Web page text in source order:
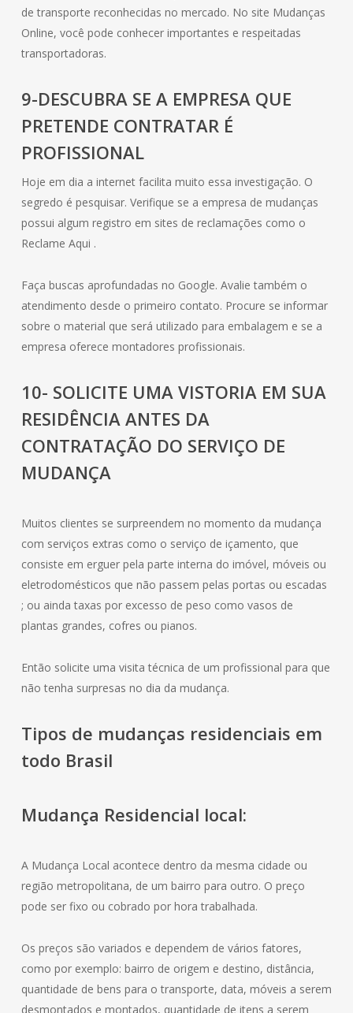
de transporte reconhecidas no mercado. No site Mudanças
Online, você pode conhecer importantes e respeitadas
transportadoras.
9-DESCUBRA SE A EMPRESA QUE
PRETENDE CONTRATAR É
PROFISSIONAL
Hoje em dia a internet facilita muito essa investigação. O
segredo é pesquisar. Verifique se a empresa de mudanças
possui algum registro em sites de reclamações como o
Reclame Aqui .
Faça buscas aprofundadas no Google. Avalie também o
atendimento desde o primeiro contato. Procure se informar
sobre o material que será utilizado para embalagem e se a
empresa oferece montadores profissionais.
10- SOLICITE UMA VISTORIA EM SUA
RESIDÊNCIA ANTES DA
CONTRATAÇÃO DO SERVIÇO DE
MUDANÇA
Muitos clientes se surpreendem no momento da mudança
com serviços extras como o serviço de içamento, que
consiste em erguer pela parte interna do imóvel, móveis ou
eletrodomésticos que não passem pelas portas ou escadas
; ou ainda taxas por excesso de peso como vasos de
plantas grandes, cofres ou pianos.
Então solicite uma visita técnica de um profissional para que
não tenha surpresas no dia da mudança.
Tipos de mudanças residenciais em
todo Brasil
Mudança Residencial local:
A Mudança Local acontece dentro da mesma cidade ou
região metropolitana, de um bairro para outro. O preço
pode ser fixo ou cobrado por hora trabalhada.
Os preços são variados e dependem de vários fatores,
como por exemplo: bairro de origem e destino, distância,
quantidade de bens para o transporte, data, móveis a serem
desmontados e montados, quantidade de itens a serem